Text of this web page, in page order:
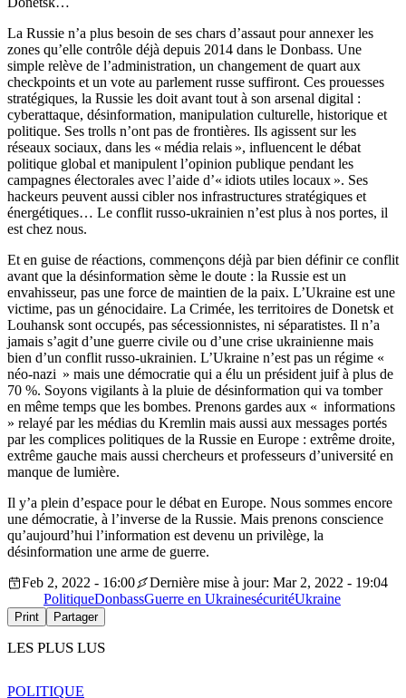
La Russie n’a plus besoin de ses chars d’assaut pour annexer les
zones qu’elle contrôle déjà depuis 2014 dans le Donbass. Une
simple relève de l’administration, un changement de quart aux
checkpoints et un vote au parlement russe suffiront. Ces prouesses
stratégiques, la Russie les doit avant tout à son arsenal digital :
cyberattaque, désinformation, manipulation culturelle, historique et
politique. Ses trolls n’ont pas de frontières. Ils agissent sur les
réseaux sociaux, dans les « média relais », influencent le débat
politique global et manipulent l’opinion publique pendant les
campagnes électorales avec l’aide d’« idiots utiles locaux ». Ses
hackeurs peuvent aussi cibler nos infrastructures stratégiques et
énergétiques… Le conflit russo-ukrainien n’est plus à nos portes, il
est chez nous.
Et en guise de réactions, commençons déjà par bien définir ce conflit
avant que la désinformation sème le doute : la Russie est un
envahisseur, pas une force de maintien de la paix. L’Ukraine est une
victime, pas un génocidaire. La Crimée, les territoires de Donetsk et
Louhansk sont occupés, pas sécessionnistes, ni séparatistes. Il n’a
jamais s’agit d’une guerre civile ou d’une crise ukrainienne mais
bien d’un conflit russo-ukrainien. L’Ukraine n’est pas un régime «
néo-nazi » mais une démocratie qui a élu un président juif à plus de
70 %. Soyons vigilants à la pluie de désinformation qui va tomber
en même temps que les bombes. Prenons gardes aux « informations
» relayé par les médias du Kremlin mais aussi aux messages portés
par les complices politiques de la Russie en Europe : extrême droite,
extrême gauche mais aussi chercheurs et professeurs d’université en
manque de lumière.
Il y’a plein d’espace pour le débat en Europe. Nous sommes encore
une démocratie, à l’inverse de la Russie. Mais prenons conscience
qu’aujourd’hui l’information est devenu un privilège, la
désinformation une arme de guerre.
Feb 2, 2022 - 16:00
Dernière mise à jour: Mar 2, 2022 - 19:04
PolitiqueDonbassGuerre en UkrainesécuritéUkraine
Print Partager
LES PLUS LUS
POLITIQUE